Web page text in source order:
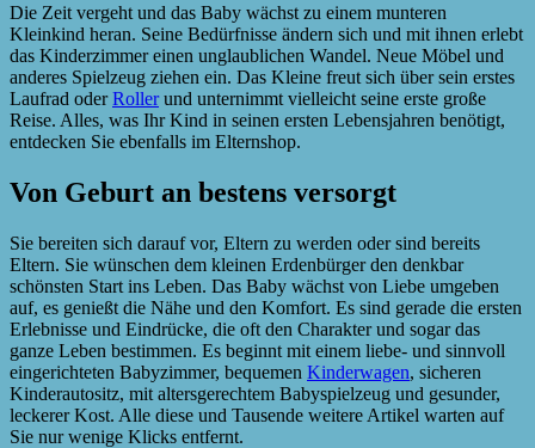
Die Zeit vergeht und das Baby wächst zu einem munteren
Kleinkind heran. Seine Bedürfnisse ändern sich und mit ihnen erlebt
das Kinderzimmer einen unglaublichen Wandel. Neue Möbel und
anderes Spielzeug ziehen ein. Das Kleine freut sich über sein erstes
Laufrad oderRollerund unternimmt vielleicht seine erste große
Reise. Alles, was Ihr Kind in seinen ersten Lebensjahren benötigt,
entdecken Sie ebenfalls im Elternshop.
Von Geburt an bestens versorgt
Sie bereiten sich darauf vor, Eltern zu werden oder sind bereits
Eltern. Sie wünschen dem kleinen Erdenbürger den denkbar
schönsten Start ins Leben. Das Baby wächst von Liebe umgeben
auf, es genießt die Nähe und den Komfort. Es sind gerade die ersten
Erlebnisse und Eindrücke, die oft den Charakter und sogar das
ganze Leben bestimmen. Es beginnt mit einem liebe- und sinnvoll
eingerichteten Babyzimmer, bequemen Kinderwagen, sicheren
Kinderautositz, mit altersgerechtem Babyspielzeug und gesunder,
leckerer Kost. Alle diese und Tausende weitere Artikel warten auf
Sie nur wenige Klicks entfernt.